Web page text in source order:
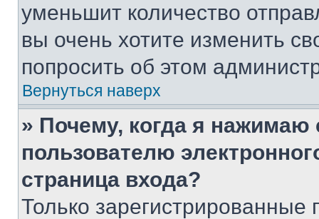
уменьшит количество
вы очень хотите изменить
попросить об этом
Вернуться наверх
» Почему, когда я нажимаю
пользователю
страница входа?
Только зарегистрированные